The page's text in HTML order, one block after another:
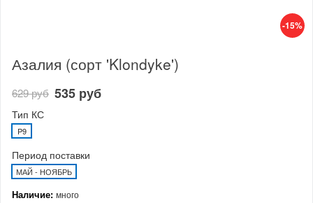
-15%
Азалия (сорт 'Klondyke')
629 руб 535 руб
Тип КС
P9
Период поставки
МАЙ - НОЯБРЬ
Наличие: много